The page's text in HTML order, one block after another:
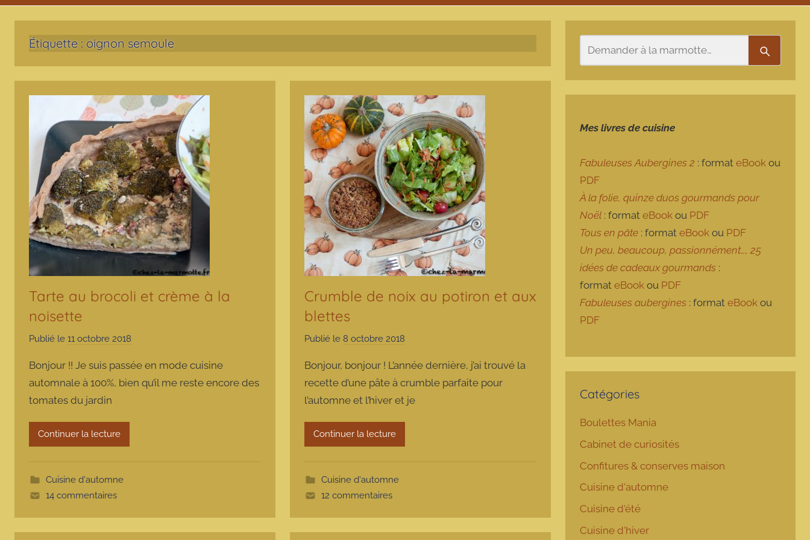
Étiquette : oignon semoule
Tarte au brocoli et crème à la
noisette
Publié le 11 octobre 2018
r
m
Bonjour !! Je suis passée en mode cuisine
automnale à 100%, bien qu’il me reste encore des
tomates du jardin
Continuer la lecture
Cuisine d'automne
14 commentaires
Crumble de noix au potiron et aux
blettes
Publié le8 octobre 2018
r
m
a
Bonjour, bonjour ! L’année dernière, j’ai trouvé la
recette d’une pâte à crumble parfaite pour
l’automne et l’hiver et je
Continuer la lecture
Cuisine d'automne
12 commentaires
Mes livres de cuisine
Fabuleuses Aubergines 2 : formateBook ou
PDF
À la folie, quinze duos gourmands pour
Noël : formateBook ou PDF
Tous en pâte : formateBook ou PDF
Un peu, beaucoup, passionnément…, 25
idées de cadeaux gourmands :
formateBook ou PDF
Fabuleuses aubergines : formateBook ou
PDF
Catégories
Boulettes Mania
Cabinet de curiosités
Confitures & conserves maison
Cuisine d'automne
Cuisine d'été
Cuisine d'hiver